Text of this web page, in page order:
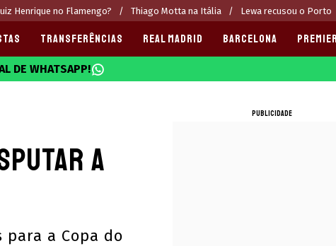
Henrique no Flamengo? Thiago Motta na Itália Lewa recusou o Porto
TRANSFERÊNCIAS REAL MADRID BARCELONA
DE WHATSAPP!
a
a Copa do
PUBLICIDADE